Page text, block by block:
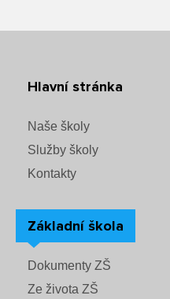
Hlavní stránka
Naše školy
Služby školy
Kontakty
Základní škola
Dokumenty ZŠ
Ze života ZŠ